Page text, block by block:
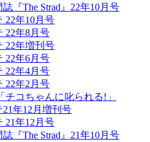
『The Strad』22年10月号
22年10月号
22年8月号
22年増刊号
22年6月号
22年4月号
22年2月号
チコちゃんに叱られる!」
年12月増刊号
21年12月号
『The Strad』21年10月号